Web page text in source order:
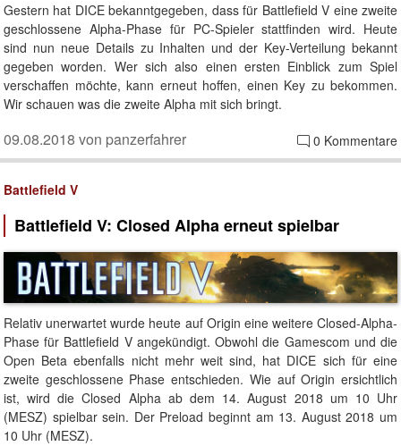
Gestern hat DICE bekanntgegeben, dass für Battlefield V eine zweite
geschlossene Alpha-Phase für PC-Spieler stattfinden wird. Heute
sind nun neue Details zu Inhalten und der Key-Verteilung bekannt
gegeben worden. Wer sich also einen ersten Einblick zum Spiel
verschaffen möchte, kann erneut hoffen, einen Key zu bekommen.
Wir schauen was die zweite Alpha mit sich bringt.
0 Kommentare
09.08.2018 von panzerfahrer
Battlefield V
Battlefield V: Closed Alpha erneut spielbar
Relativ unerwartet wurde heute auf Origin eine weitere Closed-Alpha-
Phase für Battlefield V angekündigt. Obwohl die Gamescom und die
Open Beta ebenfalls nicht mehr weit sind, hat DICE sich für eine
zweite geschlossene Phase entschieden. Wie auf Origin ersichtlich
ist, wird die Closed Alpha ab dem 14. August 2018 um 10 Uhr
(MESZ) spielbar sein. Der Preload beginnt am 13. August 2018 um
10 Uhr (MESZ).